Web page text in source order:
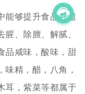
能够提升食品味道
、除膻、解腻、
品咸味，酸味，甜
精，醋，八角，
耳，紫菜等都属于